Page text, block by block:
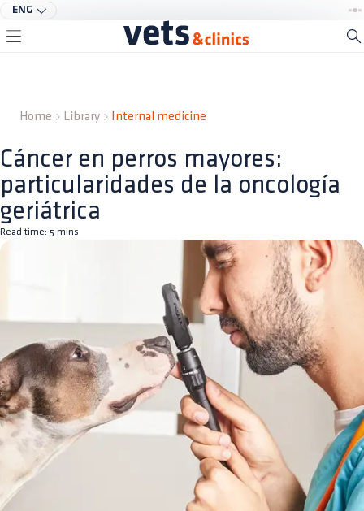
ENG
Home Library Internal medicine
Cáncer en perros mayores:
particularidades de la oncología
geriátrica
Read time: 5 mins